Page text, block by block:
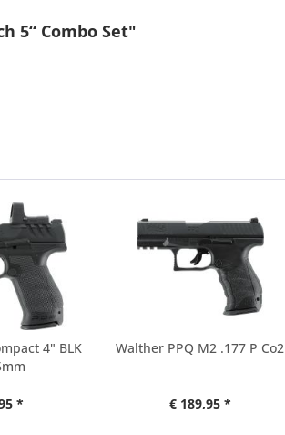
5“ Combo Set"
4" BLK
*
Walther PPQ M2 .177 P Co2
€ 189,95 *